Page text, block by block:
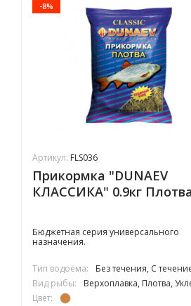
-8%
Артикул: FLS036
Прикормка "DUNAEV
КЛАССИКА" 0.9кг
Бюджетная серия универсального
назначения.
Тип водоёма:
Без течения, С
Вид рыбы:
Верхоплавка, Плотва,
Цвет: